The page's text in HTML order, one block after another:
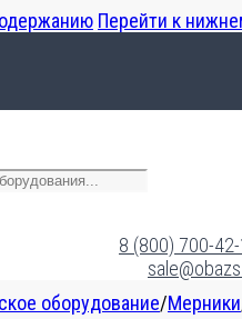
Перейти к
8 (800) 700-
оборудование/Мерники